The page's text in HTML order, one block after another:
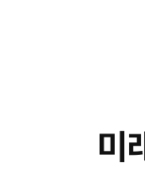
미